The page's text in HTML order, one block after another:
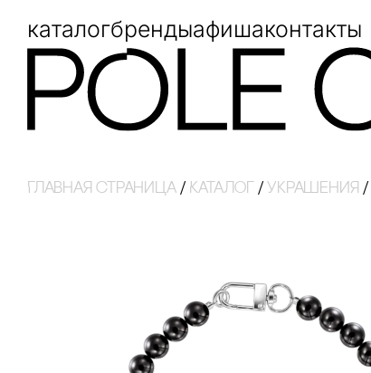
каталогбрендыафишаконтакты
Главная страница / Каталог / украшения /